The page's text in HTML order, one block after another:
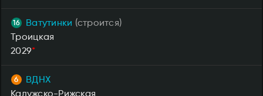
Ватутинки (строится)
Троицкая
2029*
ВДНХ
Калужско-Рижская